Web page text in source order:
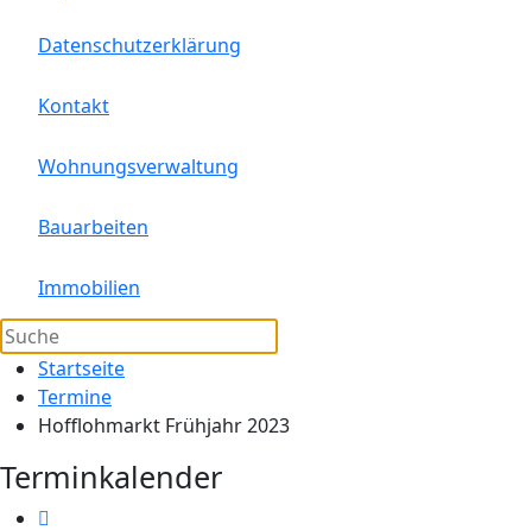
Datenschutzerklärung
Kontakt
Wohnungsverwaltung
Bauarbeiten
Immobilien
Startseite
Termine
Hofflohmarkt Frühjahr 2023
Terminkalender